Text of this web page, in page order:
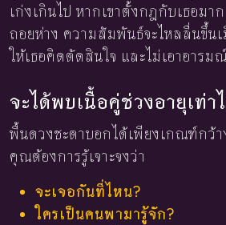
เก่งเกินไป หากเขาตั้งกฎกับเธอมา
ถอยห่าง ความสัมพันธ์จะไหลลื่นขึ้น
ให้เธอคิดตัดสินใจ และไม่เอาอารม
จะได้พบเนื้อคู่ช่วงอายุเท่า
พื้นดวงชะตาบอกได้เพียงเกณฑ์กว้า
คุณต้องการรู้เจาะจงว่า
จะเจอกันที่ไหน?
ใครเป็นคนพามารู้จัก?